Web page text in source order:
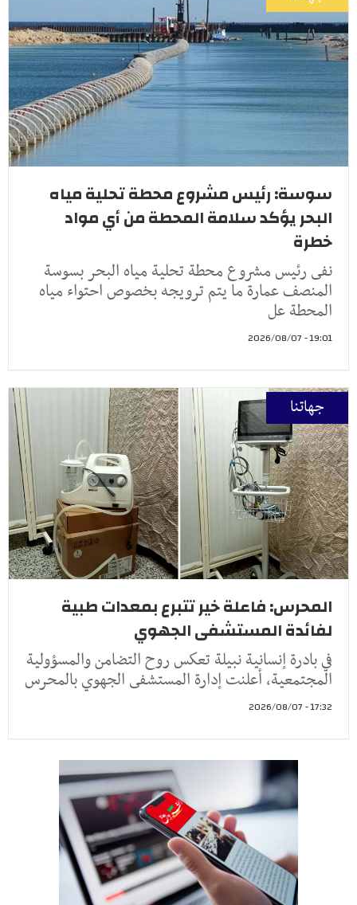
سوسة: رئيس مشروع محطة تحلية مياه
البحر يؤكد سلامة المحطة من أي مواد
خطرة
نفى رئيس مشروع محطة تحلية مياه البحر بسوسة
المنصف عمارة ما يتم ترويجه بخصوص احتواء مياه
المحطة عل
19:01 - 2026/08/07
جهاتنا
المحرس: فاعلة خير تتبرع بمعدات طبية
لفائدة المستشفى الجهوي
في بادرة إنسانية نبيلة تعكس روح التضامن والمسؤولية
المجتمعية، أعلنت إدارة المستشفى الجهوي بالمحرس
17:32 - 2026/08/07